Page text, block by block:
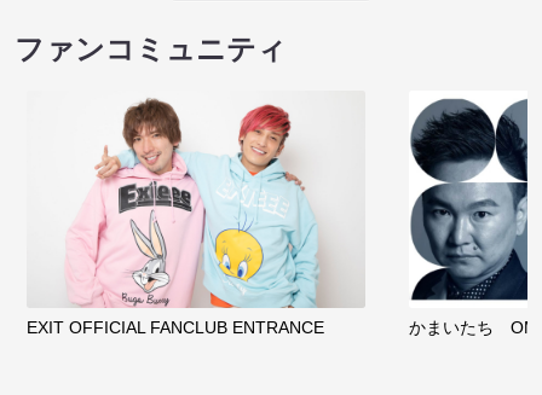
ファンコミュニティ
EXIT OFFICIAL FANCLUB ENTRANCE かまいたち